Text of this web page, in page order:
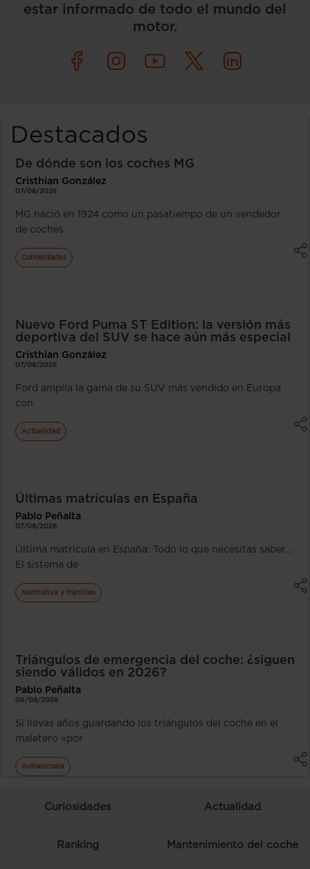
estar informado de todo el mundo del
motor.
Destacados
De dónde son los coches MG
Cristhian González
07/08/2026
MG nació en 1924 como un pasatiempo de un vendedor
de coches
Curiosidades
Nuevo Ford Puma ST Edition: la versión más
deportiva del SUV se hace aún más especial
Cristhian González
07/08/2026
Ford amplía la gama de su SUV más vendido en Europa
con
Actualidad
Últimas matrículas en España
Pablo Peñalta
07/08/2026
Última matrícula en España: Todo lo que necesitas saber…
El sistema de
Normativa y trámites
Triángulos de emergencia del coche: ¿siguen
siendo válidos en 2026?
Pablo Peñalta
06/08/2026
Si llevas años guardando los triángulos del coche en el
maletero «por
Autoescuela
Curiosidades Actualidad
Ranking Mantenimiento del coche